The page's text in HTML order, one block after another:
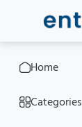
Home
Categories